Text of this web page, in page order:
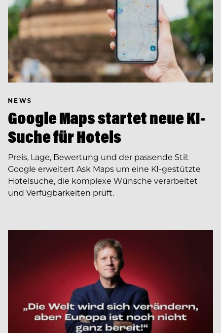
NEWS
Google Maps startet neue KI-
Suche für Hotels
Preis, Lage, Bewertung und der passende Stil:
Google erweitert Ask Maps um eine KI-gestützte
Hotelsuche, die komplexe Wünsche verarbeitet
und Verfügbarkeiten prüft.